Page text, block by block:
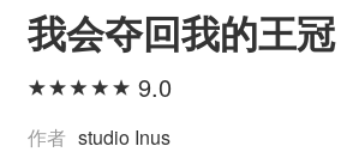
我会夺回我的王冠
9.0
作者 studio Inus